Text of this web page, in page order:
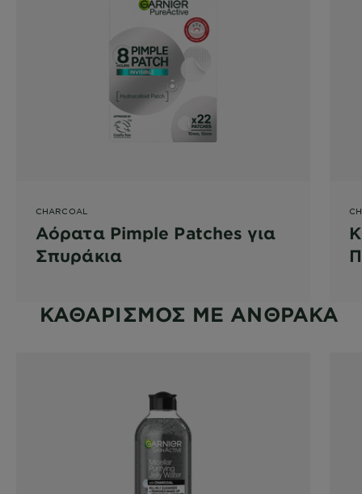
CHARCOAL
Αόρατα Pimple Patches για
Σπυράκια
ΚΑΘΑΡΙΣΜΟΣ ΜΕ ΑΝΘΡΑΚΑ